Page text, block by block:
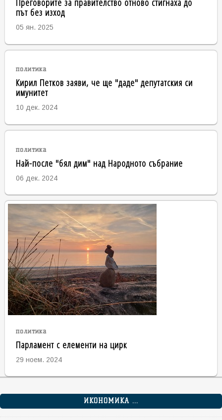
път без изход
05 ян. 2025
политика
Кирил Петков заяви, че ще "даде" депутатския си
имунитет
10 дек. 2024
политика
Най-после "бял дим" над Народното събрание
06 дек. 2024
политика
Парламент с елементи на цирк
29 ноем. 2024
ИКОНОМИКА ...